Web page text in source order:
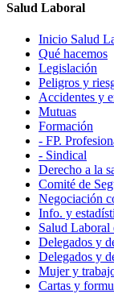
Salud Laboral
Inicio Salud
Qué hacemos
Legislación
Peligros y
Accidentes y
Mutuas
Formación
- FP.
- Sindical
Derecho a la
Comité de
Negociación
Info. y
Salud Laboral
Delegados y
Delegados y
Mujer y
Cartas y